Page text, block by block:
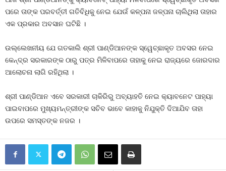
ପରେ ତାଙ୍କ ପରବର୍ତ୍ତୀ ଗତିବିଧିକୁ ନେଇ ଯେଉଁ କଳ୍ପନା ଜଳ୍ପନା ଚାଲିଥିଲା ତାହାର
ଏକ ପ୍ରକାର ଅବସାନ ଘଟିଛି ।
ଉଲ୍ଲେଖନୀୟ ଯେ ଗତକାଲି ଶ୍ରୀ ପାଣ୍ଡିଆନଙ୍କ ସ୍ୱେଚ୍ଛାକୃତ ଅବସର ନେଇ
କେନ୍ଦ୍ର ସରକାରଙ୍କ ଠାରୁ ପତ୍ର ମିଳିବାପରେ ତାହାକୁ ନେଇ ରାଜ୍ୟରେ ଜୋରଦାର
ଆଲୋଚନା ଲାଗି ରହିଥିଲା ।
ଶ୍ରୀ ପାଣ୍ଡିଆନ ଏବେ ସରକାରୀ ଚାକିରିରୁ ଅବ୍ୟାହତି ନେଇ କ୍ୟାବନେଟ ପାହ୍ୟା
ପାଇବାପରେ ମୁଖ୍ୟମନ୍ତ୍ରୀଙ୍କ ସଚିବ ଭାବେ କାହାକୁ ନିଯୁକ୍ତି ଦିଆଯିବ ତାହା
ଉପରେ ସମସ୍ତଙ୍କ ନଜର ।